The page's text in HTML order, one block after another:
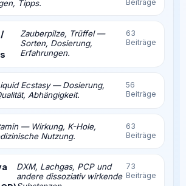
Tipps.
Beiträge
Zauberpilze, Trüffel —
Sorten, Dosierung,
Erfahrungen.
63
Beiträge
Ecstasy — Dosierung,
Abhängigkeit.
56
Beiträge
— Wirkung, K-Hole,
Nutzung.
63
Beiträge
DXM, Lachgas, PCP und
andere dissoziativ wirkende
73
Beiträge